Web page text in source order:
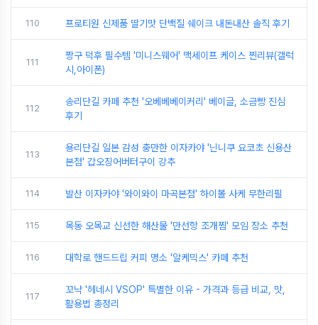
110 프로티원 신제품 딸기맛 단백질 쉐이크 내돈내산 솔직 후기
111
짱구 덕후 필수템 '미니스웨어' 맥세이프 케이스 찐리뷰(갤럭
시,아이폰)
112
송리단길 카페 추천 '오베베베이커리' 베이글, 소금빵 진심
후기
113
용리단길 일본 감성 충만한 이자카야 '닌니쿠 요코초 신용산
본점' 갑오징어버터구이 강추
114 발산 이자카야 '와이와이 마곡본점' 하이볼 사케 무한리필
115 목동 오목교 신선한 해산물 '만선항 조개찜' 모임 장소 추천
116 대학로 핸드드립 커피 명소 '알케믹스' 카페 추천
117
꼬냑 '헤네시 VSOP' 특별한 이유 - 가격과 등급 비교, 맛,
활용법 총정리